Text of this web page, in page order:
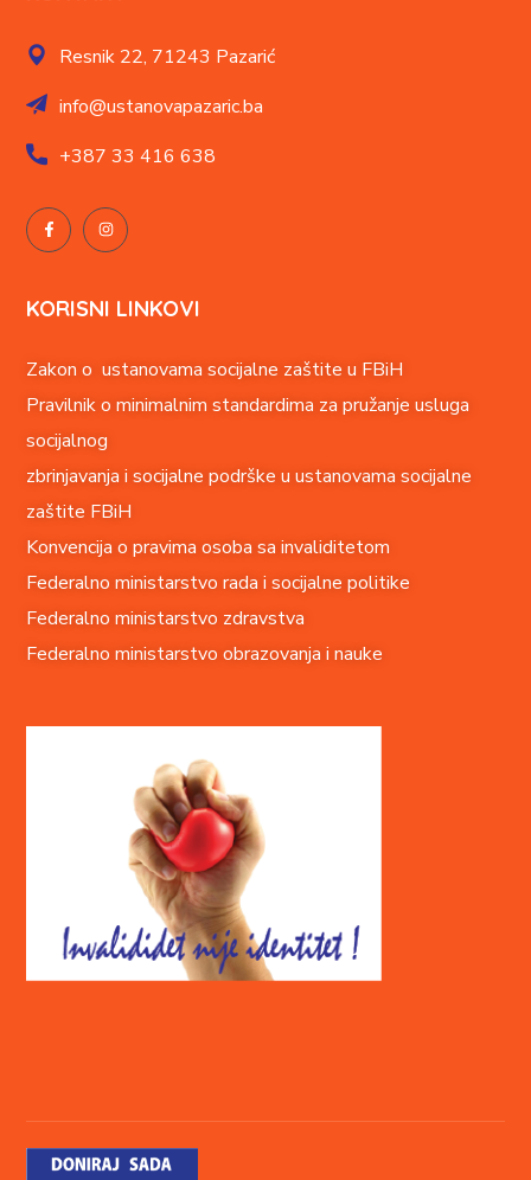
Resnik 22, 71243 Pazarić
info@ustanovapazaric.ba
+38733 416 638
KORISNI LINKOVI
Zakon o ustanovama socijalne zaštite u FBiH
Pravilnik o minimalnim standardima za pružanje usluga
socijalnog
zbrinjavanja i socijalne podrške u ustanovama socijalne
zaštite FBiH
Konvencija o pravima osoba sa invaliditetom
Federalno ministarstvo rada i socijalne politike
Federalno ministarstvo zdravstva
Federalno ministarstvo obrazovanja i nauke